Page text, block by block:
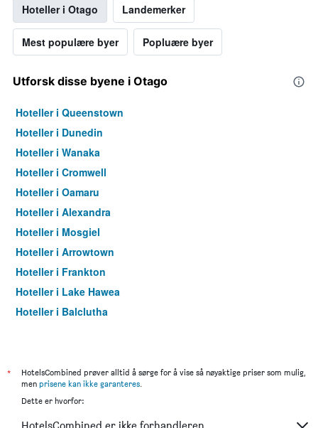
Hoteller i Otago Landemerker
Mest populære byer Popluære byer
Utforsk disse byene i Otago
Hoteller i Queenstown
Hoteller i Dunedin
Hoteller i Wanaka
Hoteller i Cromwell
Hoteller i Oamaru
Hoteller i Alexandra
Hoteller i Mosgiel
Hoteller i Arrowtown
Hoteller i Frankton
Hoteller i Lake Hawea
Hoteller i Balclutha
Hoteller i Moeraki
Hoteller i Milton
*
HotelsCombined prøver alltid å sørge for å vise så nøyaktige priser som mulig,
men prisene kan ikke garanteres.
Dette er hvorfor:
HotelsCombined er ikke forhandleren